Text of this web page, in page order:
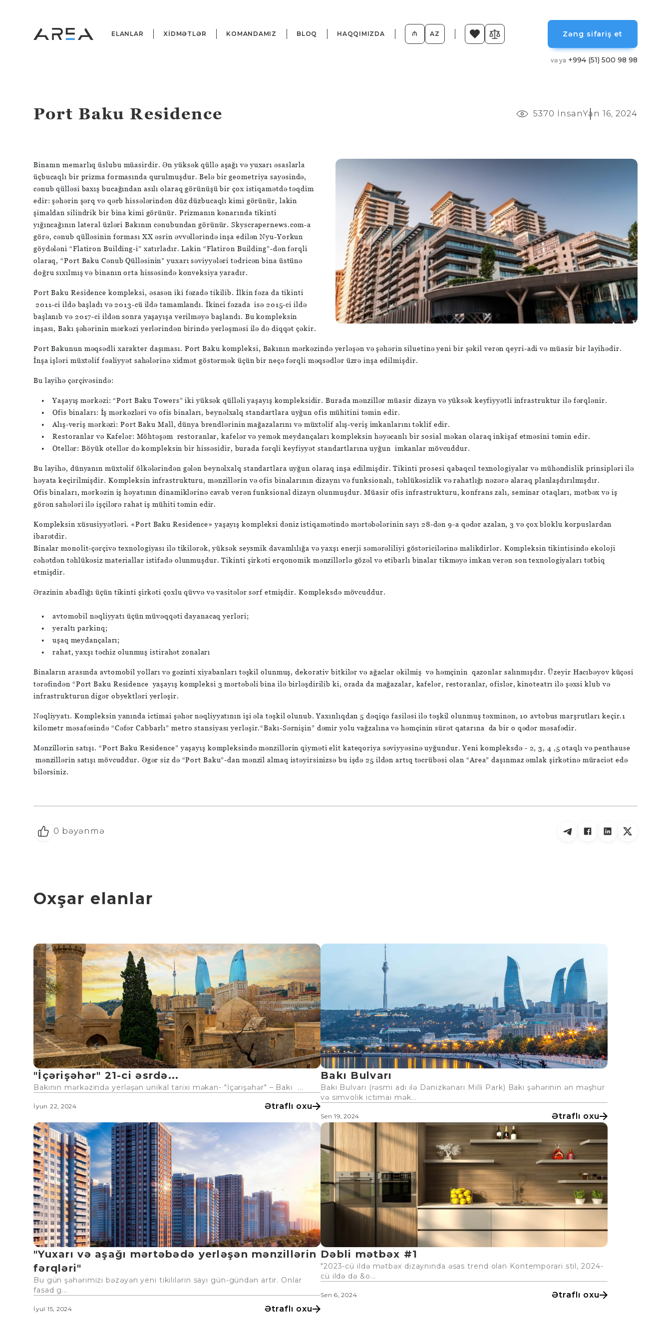
ELANLAR XİDMƏTLƏR KOMANDAMIZ BLOQ HAQQIMIZDA ₼ AZ Zəng sifariş et
və ya +994 (51) 500 98 98
Port Baku Residence 5370 İnsanYan 16, 2024
Binanın memarlıq üslubu müasirdir. Ən yüksək qüllə aşağı və yuxarı əsaslarla
üçbucaqlı bir prizma formasında qurulmuşdur. Belə bir geometriya sayəsində,
cənub qülləsi baxış bucağından asılı olaraq görünüşü bir çox istiqamətdə təqdim
edir: şəhərin şərq və qərb hissələrindən düz düzbucaqlı kimi görünür, lakin
şimaldan silindrik bir bina kimi görünür. Prizmanın kənarında tikinti
yığıncağının lateral üzləri Bakının cənubundan görünür. Skyscrapernews.com-a
görə, cənub qülləsinin forması XX əsrin əvvəllərində inşa edilən Nyu-Yorkun
göydələni “Flatiron Building-i” xatırladır. Lakin “Flatiron Building”-dən fərqli
olaraq, “Port Baku Cənub Qülləsinin” yuxarı səviyyələri tədricən bina üstünə
doğru sıxılmış və binanın orta hissəsində konveksiya yaradır.
Port Baku Residence kompleksi, əsasən iki fəzadə tikilib. İlkin fəza da tikinti
2011-ci ildə başladı və 2013-cü ildə tamamlandı. İkinci fəzada isə 2015-ci ildə
başlanıb və 2017-ci ildən sonra yaşayışa verilməyə başlandı. Bu kompleksin
inşası, Bakı şəhərinin mərkəzi yerlərindən birində yerləşməsi ilə də diqqət çəkir.
Port Bakunun məqsədli xarakter daşıması. Port Baku kompleksi, Bakının mərkəzində yerləşən və şəhərin siluetinə yeni bir şəkil verən qeyri-adi və müasir bir layihədir.
İnşa işləri müxtəlif fəaliyyət sahələrinə xidmət göstərmək üçün bir neçə fərqli məqsədlər üzrə inşa edilmişdir.
Bu layihə çərçivəsində:
• Yaşayış mərkəzi: “Port Baku Towers” iki yüksək qülləli yaşayış kompleksidir. Burada mənzillər müasir dizayn və yüksək keyfiyyətli infrastruktur ilə fərqlənir.
• Ofis binaları: İş mərkəzləri və ofis binaları, beynəlxalq standartlara uyğun ofis mühitini təmin edir.
• Alış-veriş mərkəzi: Port Baku Mall, dünya brendlərinin mağazalarını və müxtəlif alış-veriş imkanlarını təklif edir.
• Restoranlar və Kafelər: Möhtəşəm restoranlar, kafelər və yemək meydançaları kompleksin həyəcanlı bir sosial məkan olaraq inkişaf etməsini təmin edir.
• Otellər: Böyük otellər də kompleksin bir hissəsidir, burada fərqli keyfiyyət standartlarına uyğun imkanlar mövcuddur.
Bu layihə, dünyanın müxtəlif ölkələrindən gələn beynəlxalq standartlara uyğun olaraq inşa edilmişdir. Tikinti prosesi qabaqcıl texnologiyalar və mühəndislik prinsipləri ilə
həyata keçirilmişdir. Kompleksin infrastrukturu, mənzillərin və ofis binalarının dizaynı və funksionalı, təhlükəsizlik və rahatlığı nəzərə alaraq planlaşdırılmışdır.
Ofis binaları, mərkəzin iş həyatının dinamiklərinə cavab verən funksional dizayn olunmuşdur. Müasir ofis infrastrukturu, konfrans zalı, seminar otaqları, mətbəx və iş
görən sahələri ilə işçilərə rahat iş mühiti təmin edir.
Kompleksin xüsusiyyətləri. «Port Baku Residence» yaşayış kompleksi dəniz istiqamətində mərtəbələrinin sayı 28-dən 9-a qədər azalan, 3 və çox bloklu korpuslardan
ibarətdir.
Binalar monolit-çərçivə texnologiyası ilə tikilərək, yüksək seysmik davamlılığa və yaxşı enerji səmərəliliyi göstəricilərinə malikdirlər. Kompleksin tikintisində ekoloji
cəhətdən təhlükəsiz materiallar istifadə olunmuşdur. Tikinti şirkəti erqonomik mənzillərlə gözəl və etibarlı binalar tikməyə imkan verən son texnologiyaları tətbiq
etmişdir.
Ərazinin abadlığı üçün tikinti şirkəti çoxlu qüvvə və vasitələr sərf etmişdir. Kompleksdə mövcuddur.
• avtomobil nəqliyyatı üçün müvəqqəti dayanacaq yerləri;
• yeraltı parkinq;
• uşaq meydançaları;
• rahat, yaxşı təchiz olunmuş istirahət zonaları
Binaların arasında avtomobil yolları və gəzinti xiyabanları təşkil olunmuş, dekorativ bitkilər və ağaclar əkilmiş və həmçinin qazonlar salınmışdır. Üzeyir Hacıbəyov küçəsi
tərəfindən “Port Baku Residence yaşayış kompleksi 3 mərtəbəli bina ilə birləşdirilib ki, orada da mağazalar, kafelər, restoranlar, ofislər, kinoteatrı ilə şəxsi klub və
infrastrukturun digər obyektləri yerləşir.
Nəqliyyatı. Kompleksin yanında ictimai şəhər nəqliyyatının işi əla təşkil olunub. Yaxınlıqdan 5 dəqiqə fasiləsi ilə təşkil olunmuş təxminən, 10 avtobus marşrutları keçir.1
kilometr məsafəsində “Cəfər Cabbarlı” metro stansiyası yerləşir.“Bakı-Sərnişin” dəmir yolu vağzalına və həmçinin sürət qatarına da bir o qədər məsafədir.
Mənzillərin satışı. “Port Baku Residence” yaşayış kompleksində mənzillərin qiyməti elit kateqoriya səviyyəsinə uyğundur. Yeni kompleksdə - 2, 3, 4 ,5 otaqlı və penthause
mənzillərin satışı mövcuddur. Əgər siz də “Port Baku”-dan mənzil almaq istəyirsinizsə bu işdə 25 ildən artıq təcrübəsi olan “Area” daşınmaz əmlak şirkətinə müraciət edə
bilərsiniz.
0 bəyənmə
Oxşar elanlar
"İçərişəhər" 21-ci əsrdə...
Bakının mərkəzində yerləşən unikal tarixi məkan- "İçərişəhər" – Bakı ...
İyun 22, 2024 Ətraflı oxu
Bakı Bulvarı
Bakı Bulvarı (rəsmi adı ilə Dənizkənarı Milli Park) Bakı şəhərinin ən məşhur
və simvolik ictimai mək...
Sen 19, 2024 Ətraflı oxu
"Yuxarı və aşağı mərtəbədə yerləşən mənzillərin
fərqləri"
Bu gün şəhərimizi bəzəyən yeni tikililərin sayı gün-gündən artır. Onlar
fasad g...
İyul 15, 2024 Ətraflı oxu
Dəbli mətbəx #1
"2023-cü ildə mətbəx dizaynında əsas trend olan Kontemporari stil, 2024-
cü ildə də &o...
Sen 6, 2024 Ətraflı oxu